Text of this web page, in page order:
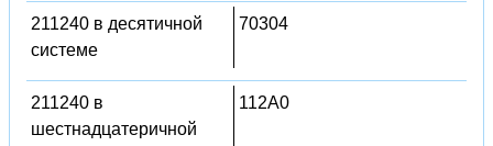
211240 в десятичной
системе
70304
211240 в
шестнадцатеричной
112A0